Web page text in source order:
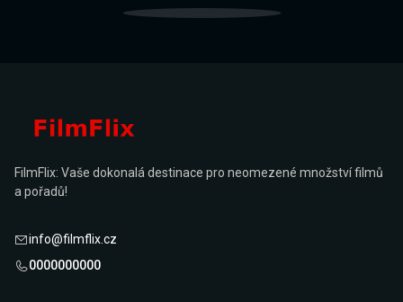
FilmFlix: Vaše dokonalá destinace pro neomezené množství filmů
a pořadů!
info@filmflix.cz
0000000000